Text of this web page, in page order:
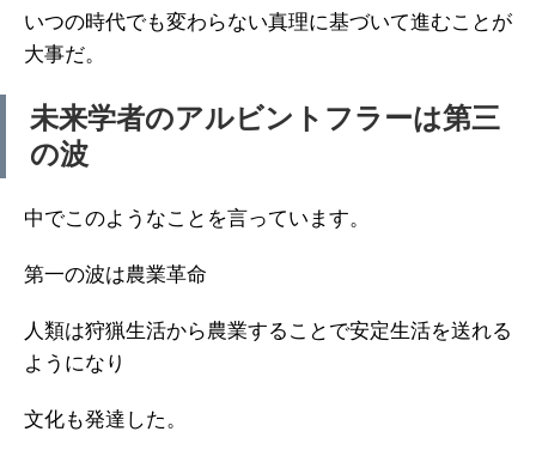
いつの時代でも変わらない真理に基づいて進むことが
大事だ。
未来学者のアルビントフラーは第三
の波
中でこのようなことを言っています。
第一の波は農業革命
人類は狩猟生活から農業することで安定生活を送れる
ようになり
文化も発達した。